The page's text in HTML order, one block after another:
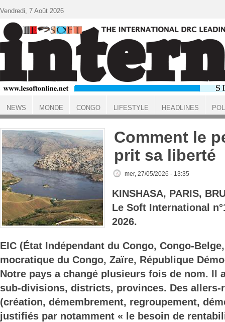
ACCUEIL
Comment le
prit sa liberté
mer, 27/05/2026 - 13:35
KINSHASA, PARIS,
Le Soft International
2026.
EIC (État Indépendant du Congo, Congo-
mocratique du Congo, Zaïre, République
Notre pays a changé plusieurs fois de nom. Il
sub-divisions, districts, provinces. Des allers-
(création, démembrement, regroupement,
justifiés par notamment « le besoin de
Vendredi, 7 Août 2026
NEWS MONDE CONGO LIFESTYLE HEADLINES